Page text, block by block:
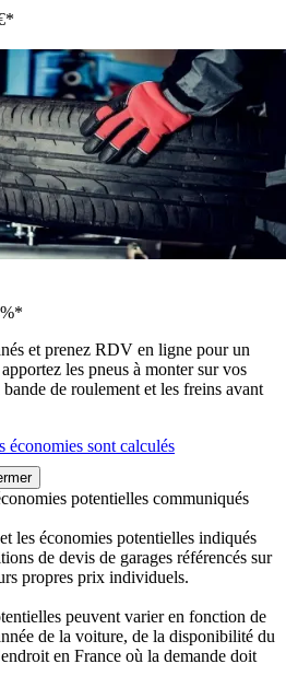
et prenez RDV en ligne pour un
les pneus à monter sur vos
de roulement et les freins avant
sont calculés
potentielles communiqués
les économies potentielles indiqués
de devis de garages référencés sur
propres prix individuels.
peuvent varier en fonction de
de la voiture, de la disponibilité du
en France où la demande doit